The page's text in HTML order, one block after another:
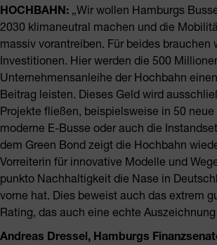
HOCHBAHN: „Wir wollen Hamburgs
2030 klimaneutral machen und die
massiv vorantreiben. Für beides brauchen
Investitionen. Hier werden die 500
Unternehmensanleihe der Hochbahn
Beitrag leisten. Dieses Geld wird
Projekte fließen, beispielsweise in 50 neue
moderne E-Busse oder auch die
dem Green Bond zeigt die Hochbahn
Vorreiterin für innovative Modelle und
punkto Nachhaltigkeit die Nase in
vorne hat. Dies beweist auch das extrem
Rating, das auch eine echte
Andreas Dressel, Hamburgs